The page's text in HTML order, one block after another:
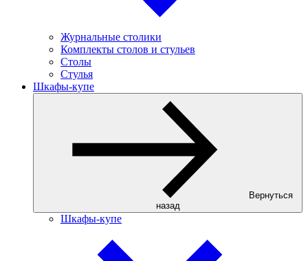
Журнальные столики
Комплекты столов и стульев
Столы
Стулья
Шкафы-купе
Вернуться
назад
Шкафы-купе